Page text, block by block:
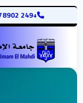
+249 12345678902